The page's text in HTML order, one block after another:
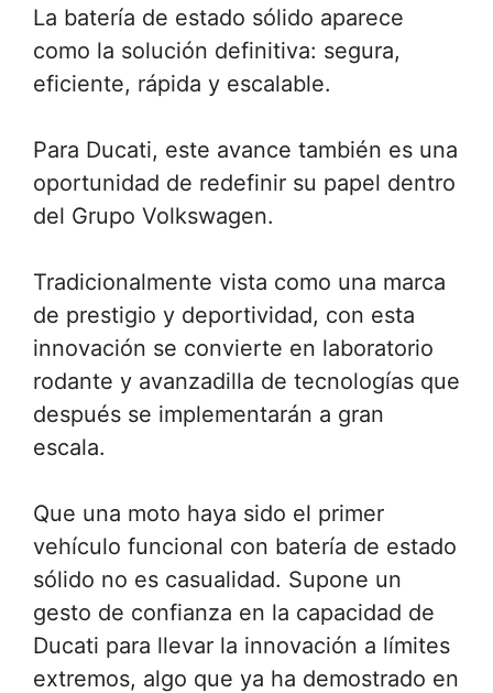
La batería de estado sólido aparece
como la solución definitiva: segura,
eficiente, rápida y escalable.
Para Ducati, este avance también es una
oportunidad de redefinir su papel dentro
del Grupo Volkswagen.
Tradicionalmente vista como una marca
de prestigio y deportividad, con esta
innovación se convierte en laboratorio
rodante y avanzadilla de tecnologías que
después se implementarán a gran
escala.
Que una moto haya sido el primer
vehículo funcional con batería de estado
sólido no es casualidad. Supone un
gesto de confianza en la capacidad de
Ducati para llevar la innovación a límites
extremos, algo que ya ha demostrado en